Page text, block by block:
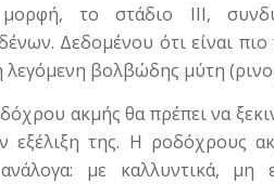
το στάδιο III,
Δεδομένου ότι είναι
λεγόμενη βολβώδης μύτη
ακμής θα πρέπει να
εξέλιξη της. Η ροδόχρους
με καλλυντικά, μη